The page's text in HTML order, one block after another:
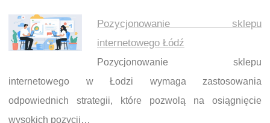
Pozycjonowanie sklepu
internetowego Łódź
Pozycjonowanie sklepu
internetowego w Łodzi wymaga zastosowania
odpowiednich strategii, które pozwolą na osiągnięcie
wysokich pozycji…